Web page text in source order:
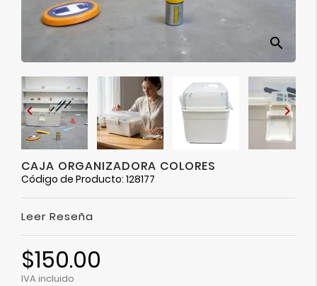
search
 
CAJA ORGANIZADORA COLORES
Código de Producto: 128177
Leer Reseña
$150.00
IVA incluido